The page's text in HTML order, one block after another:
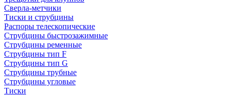
Сверла-метчики
Тиски и струбцины
Распоры телескопические
Струбцины быстрозажимные
Струбцины ременные
Струбцины тип F
Струбцины тип G
Струбцины трубные
Струбцины угловые
Тиски